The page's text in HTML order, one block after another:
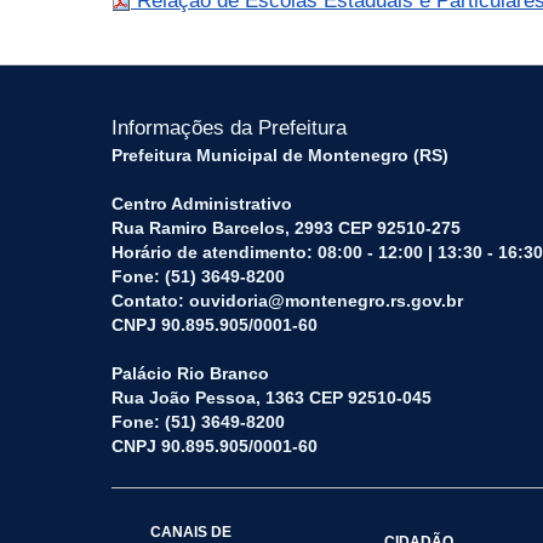
Informações da Prefeitura
Prefeitura Municipal de Montenegro (RS)
Centro Administrativo
Rua Ramiro Barcelos, 2993 CEP 92510-275
Horário de atendimento: 08:00 - 12:00 | 13:30 - 16:30
Fone: (51) 3649-8200
Contato: ouvidoria@montenegro.rs.gov.br
CNPJ 90.895.905/0001-60
Palácio Rio Branco
Rua João Pessoa, 1363 CEP 92510-045
Fone: (51) 3649-8200
CNPJ 90.895.905/0001-60
CANAIS DE